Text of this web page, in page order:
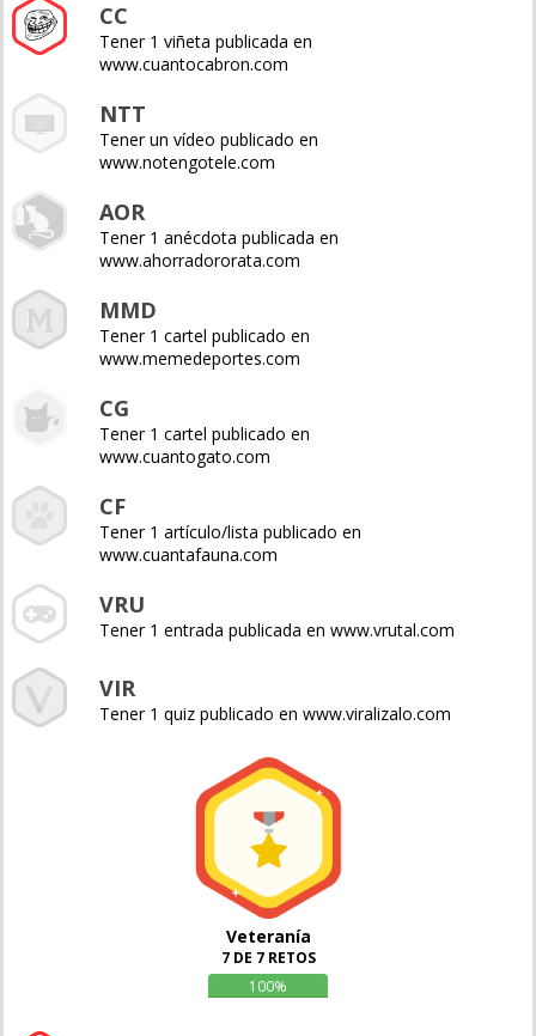
CC
Tener 1 viñeta publicada en
www.cuantocabron.com
NTT
Tener un vídeo publicado en
www.notengotele.com
AOR
Tener 1 anécdota publicada en
www.ahorradororata.com
MMD
Tener 1 cartel publicado en
www.memedeportes.com
CG
Tener 1 cartel publicado en
www.cuantogato.com
CF
Tener 1 artículo/lista publicado en
www.cuantafauna.com
VRU
Tener 1 entrada publicada en www.vrutal.com
VIR
Tener 1 quiz publicado en www.viralizalo.com
Veteranía
7 DE 7 RETOS
100%